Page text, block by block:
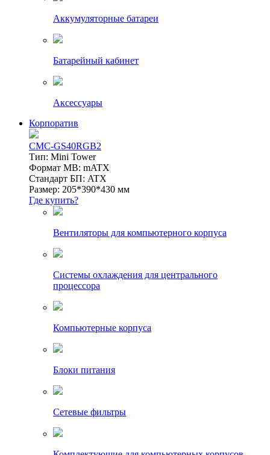
Аккумуляторные батареи
Батарейный кабинет
Аксессуары
Корпоратив
CMC-GS40RGB2
Тип: Mini Tower
Формат MB: mATX
Стандарт БП: ATX
Размер: 205*390*430 мм
Где купить?
Вентиляторы для компьютерного корпуса
Системы охлаждения для центрального
процессора
Компьютерные корпуса
Блоки питания
Сетевые фильтры